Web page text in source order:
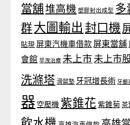
當舖堆高機 塑膠射出成型 多
群大圖輸出 封口機
貼現 屏東汽機車借款 屏東當舖
會館 早洩治療 未上市 未上市
洗滌塔 滑鼠墊 牙冠增長術 牙齦
器 空壓機 紫錐花 紫錐菊 茶